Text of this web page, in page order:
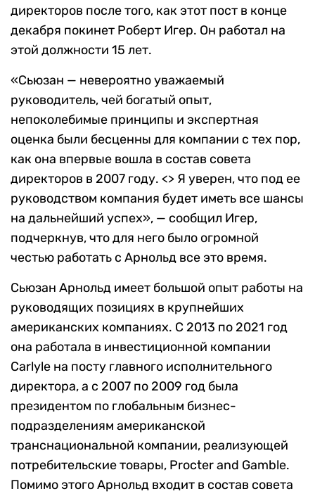
директоров после того, как этот пост в конце
декабря покинет Роберт Игер. Он работал на
этой должности 15 лет.
«Сьюзан — невероятно уважаемый
руководитель, чей богатый опыт,
непоколебимые принципы и экспертная
оценка были бесценны для компании с тех пор,
как она впервые вошла в состав совета
директоров в 2007 году. <> Я уверен, что под ее
руководством компания будет иметь все шансы
на дальнейший успех», — сообщил Игер,
подчеркнув, что для него было огромной
честью работать с Арнольд все это время.
Сьюзан Арнольд имеет большой опыт работы на
руководящих позициях в крупнейших
американских компаниях. С 2013 по 2021 год
она работала в инвестиционной компании
Carlyle на посту главного исполнительного
директора, а с 2007 по 2009 год была
президентом по глобальным бизнес-
подразделениям американской
транснациональной компании, реализующей
потребительские товары, Procter and Gamble.
Помимо этого Арнольд входит в состав совета